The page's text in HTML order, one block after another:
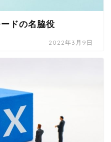
ドの名脇役
2022年3月9日